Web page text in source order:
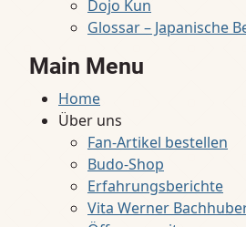
Dojo Kun
Glossar – Japanische
Main Menu
Home
Über uns
Fan-Artikel bestellen
Budo-Shop
Erfahrungsberichte
Vita Werner